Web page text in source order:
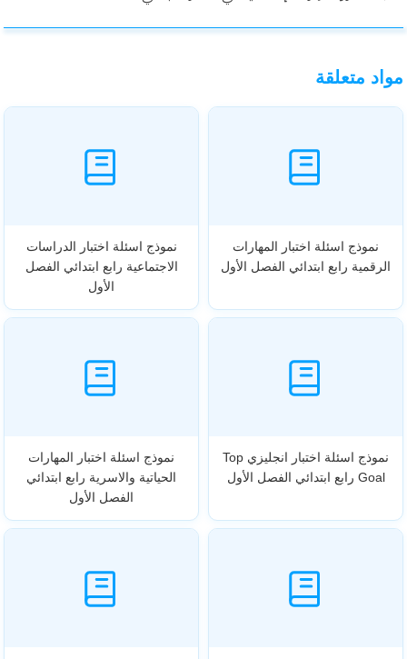
مواد متعلقة
نموذج اسئلة اختبار المهارات
الرقمية رابع ابتدائي الفصل الأول
نموذج اسئلة اختبار الدراسات
الاجتماعية رابع ابتدائي الفصل
الأول
نموذج اسئلة اختبار انجليزي Top
Goal رابع ابتدائي الفصل الأول
نموذج اسئلة اختبار المهارات
الحياتية والاسرية رابع ابتدائي
الفصل الأول